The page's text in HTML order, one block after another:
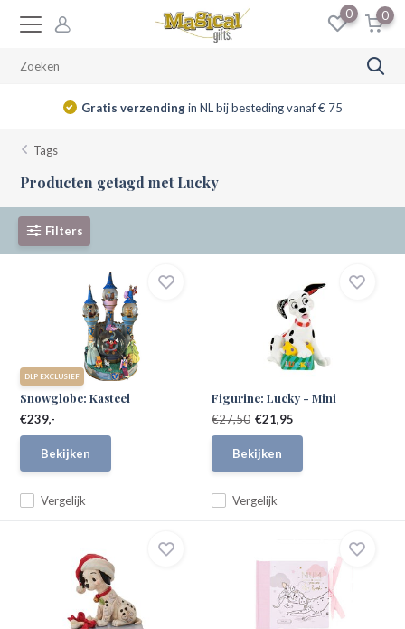
0 0
Gratis verzendingin NL bij besteding vanaf € 75
Tags
Producten getagd met Lucky
Filters
DLP EXCLUSIEF
Snowglobe: Kasteel
Vergelijk
€239,-
Bekijken
Figurine: Lucky - Mini
Vergelijk
€27,50 €21,95
Bekijken